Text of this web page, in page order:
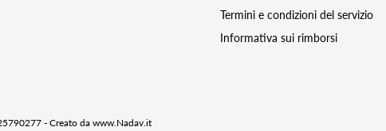
Termini e condizioni del servizio
Informativa sui rimborsi
- Creato da www.Nadav.it